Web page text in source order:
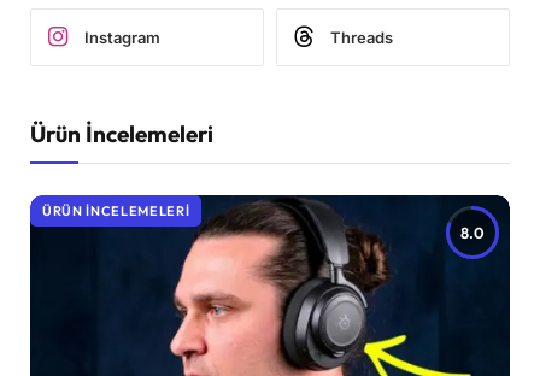
Instagram Threads
Ürün İncelemeleri
8.0
ÜRÜN İNCELEMELERI